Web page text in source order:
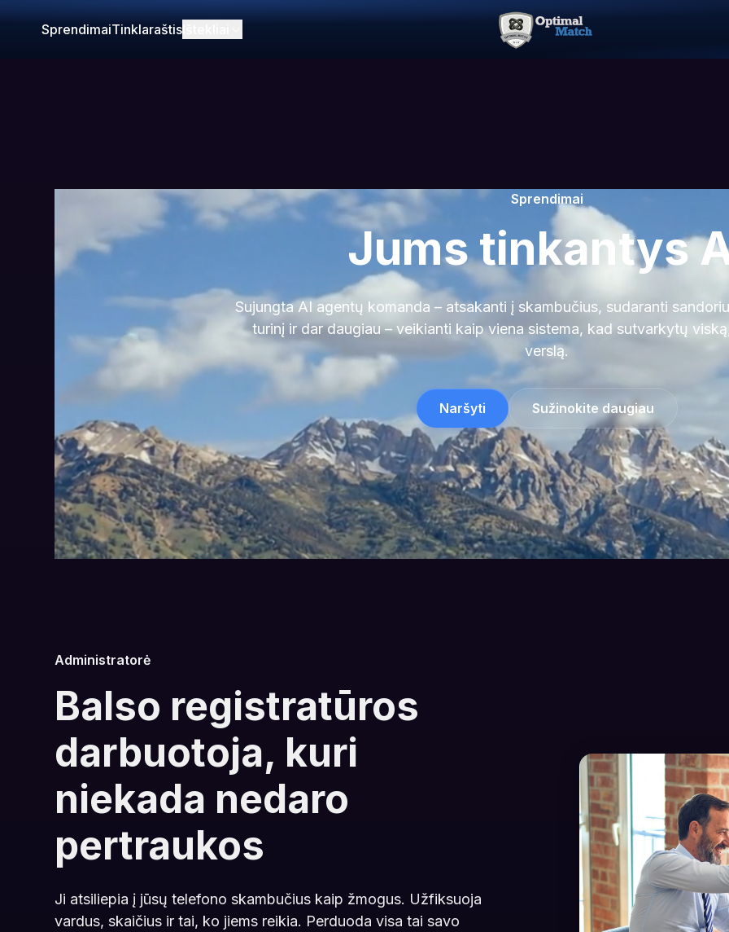
SprendimaiTinklaraštis
Sprendimai
Jums tinkantys
Sujungta AI agentų komanda – atsakanti į skambučius, sudaranti
turinį ir dar daugiau – veikianti kaip viena sistema, kad sutvarkytų
verslą.
Naršyti Sužinokite daugiau
Administratorė
Balso registratūros
darbuotoja, kuri
niekada nedaro
pertraukos
Ji atsiliepia į jūsų telefono skambučius kaip žmogus. Užfiksuoja
vardus, skaičius ir tai, ko jiems reikia. Perduoda visa tai savo